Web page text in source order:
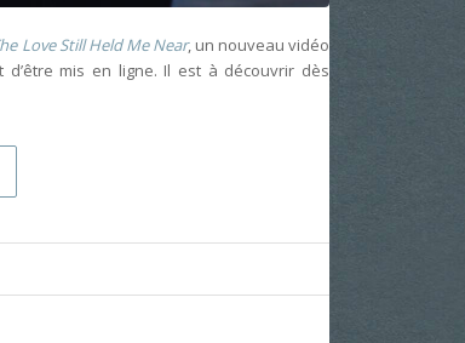
Love Still Held Me Near, un nouveau vidéo
mis en ligne. Il est à découvrir dès